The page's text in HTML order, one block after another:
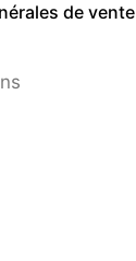
de vente